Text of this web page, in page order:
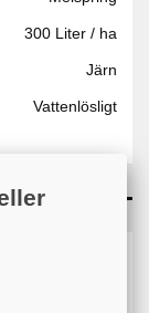
300 Liter / ha
Järn
Vattenlösligt
att